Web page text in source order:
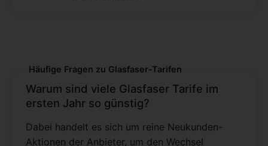
Häufige Fragen zu Glasfaser-Tarifen
Warum sind viele Glasfaser Tarife im
ersten Jahr so günstig?
Dabei handelt es sich um reine Neukunden-
Aktionen der Anbieter, um den Wechsel